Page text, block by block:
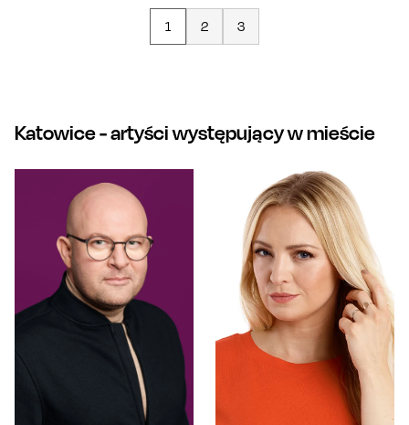
1 2 3
Katowice- artyści występujący w mieście